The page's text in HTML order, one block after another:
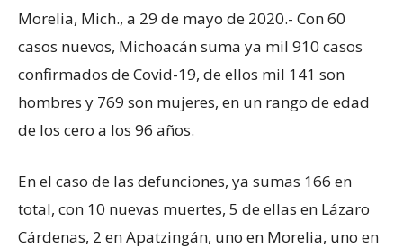
Morelia, Mich., a 29 de mayo de 2020.- Con 60
casos nuevos, Michoacán suma ya mil 910 casos
confirmados de Covid-19, de ellos mil 141 son
hombres y 769 son mujeres, en un rango de edad
de los cero a los 96 años.
En el caso de las defunciones, ya sumas 166 en
total, con 10 nuevas muertes, 5 de ellas en Lázaro
Cárdenas, 2 en Apatzingán, uno en Morelia, uno en